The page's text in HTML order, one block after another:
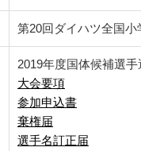
第20回ダイハツ全国
2019年度国体候補選手
大会要項
参加申込書
棄権届
選手名訂正届